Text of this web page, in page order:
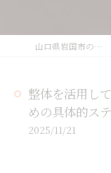
山口県岩国市の整体ならyukicoサロン
整体を活用し
めの具体的ス
2025/11/21